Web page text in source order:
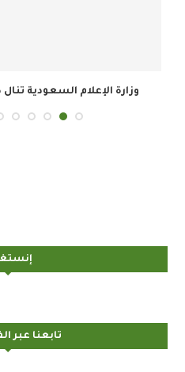
وزارة الإعلام السعودية
تابعنا عبر